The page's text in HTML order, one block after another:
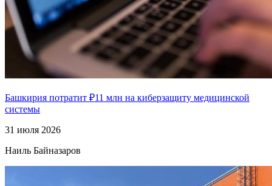
Башкирия потратит ₽11 млн на киберзащиту медицинской
системы
31 июля 2026
Наиль Байназаров